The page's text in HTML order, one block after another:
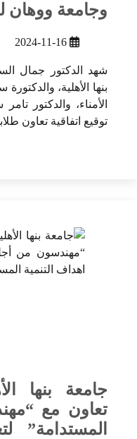
وجامعة ووهان
2024-11-16
شهد الدكتور جمال
بنها الأهلية،
الأمناء، والدكتور
توقيع اتفاقية تعاون
جامعة بنها
تعاون مع
المستدامة”